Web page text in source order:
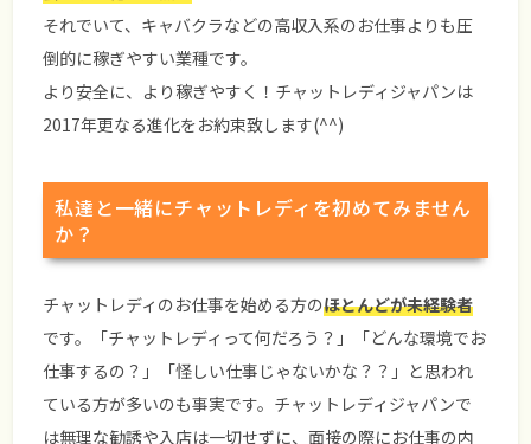
それでいて、キャバクラなどの高収入系のお仕事よりも圧
倒的に稼ぎやすい業種です。
より安全に、より稼ぎやすく！チャットレディジャパンは
2017年更なる進化をお約束致します(^^)
私達と一緒にチャットレディを初めてみません
か？
チャットレディのお仕事を始める方のほとんどが未経験者
です。「チャットレディって何だろう？」「どんな環境でお
仕事するの？」「怪しい仕事じゃないかな？？」と思われ
ている方が多いのも事実です。チャットレディジャパンで
は無理な勧誘や入店は一切せずに、面接の際にお仕事の内